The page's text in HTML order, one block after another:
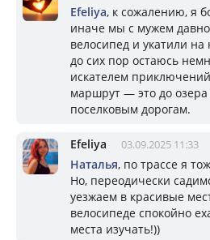
Efeliya, к сожалению, я
иначе мы с мужем
велосипед и укатили на
до сих пор остаюсь
искателем
маршрут — это до
поселковым дорогам.
Efeliya 03.09.2025 11:33
Наталья, по трассе я
Но, переодически
уезжаем в красивые
велосипеде спокойно
места изучать!))